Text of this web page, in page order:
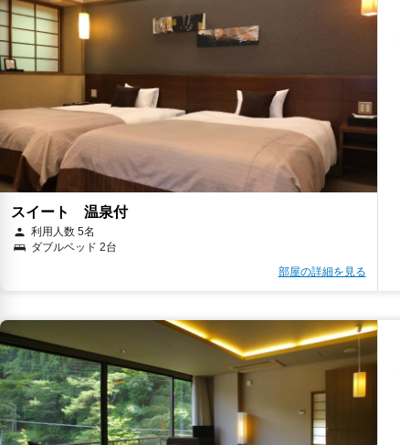
スイート 温泉付
利用人数 5名
ダブルベッド 2台
部屋の詳細を見る